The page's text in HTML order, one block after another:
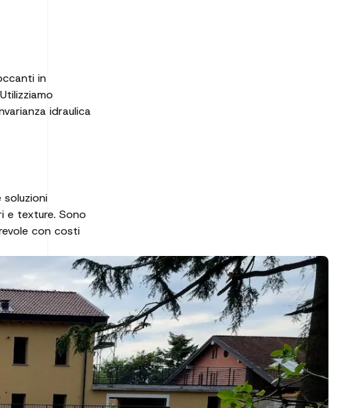
in
idraulica
e texture. Sono
con costi